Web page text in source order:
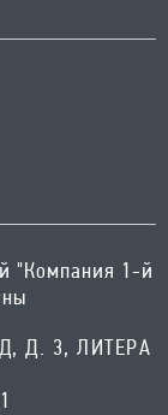
"Компания 1-й
Д. 3, ЛИТЕРА